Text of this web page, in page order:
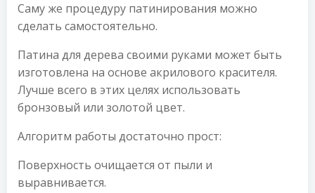
Саму же процедуру патинирования можно
сделать самостоятельно.
Патина для дерева своими руками может быть
изготовлена на основе акрилового красителя.
Лучше всего в этих целях использовать
бронзовый или золотой цвет.
Алгоритм работы достаточно прост:
Поверхность очищается от пыли и
выравнивается.